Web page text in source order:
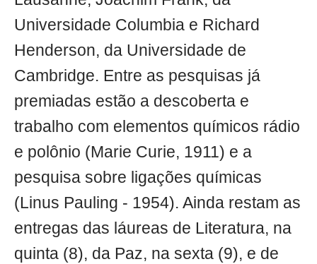
Universidade Columbia e Richard
Henderson, da Universidade de
Cambridge. Entre as pesquisas já
premiadas estão a descoberta e
trabalho com elementos químicos rádio
e polônio (Marie Curie, 1911) e a
pesquisa sobre ligações químicas
(Linus Pauling - 1954). Ainda restam as
entregas das láureas de Literatura, na
quinta (8), da Paz, na sexta (9), e de